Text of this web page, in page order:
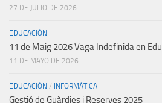
27 DE JULIO DE 2026
EDUCACIÓN
11 de Maig 2026 Vaga Indefinida en
11 DE MAYO DE 2026
EDUCACIÓN / INFORMÁTICA
Gestió de Guàrdies i Reserves 2025